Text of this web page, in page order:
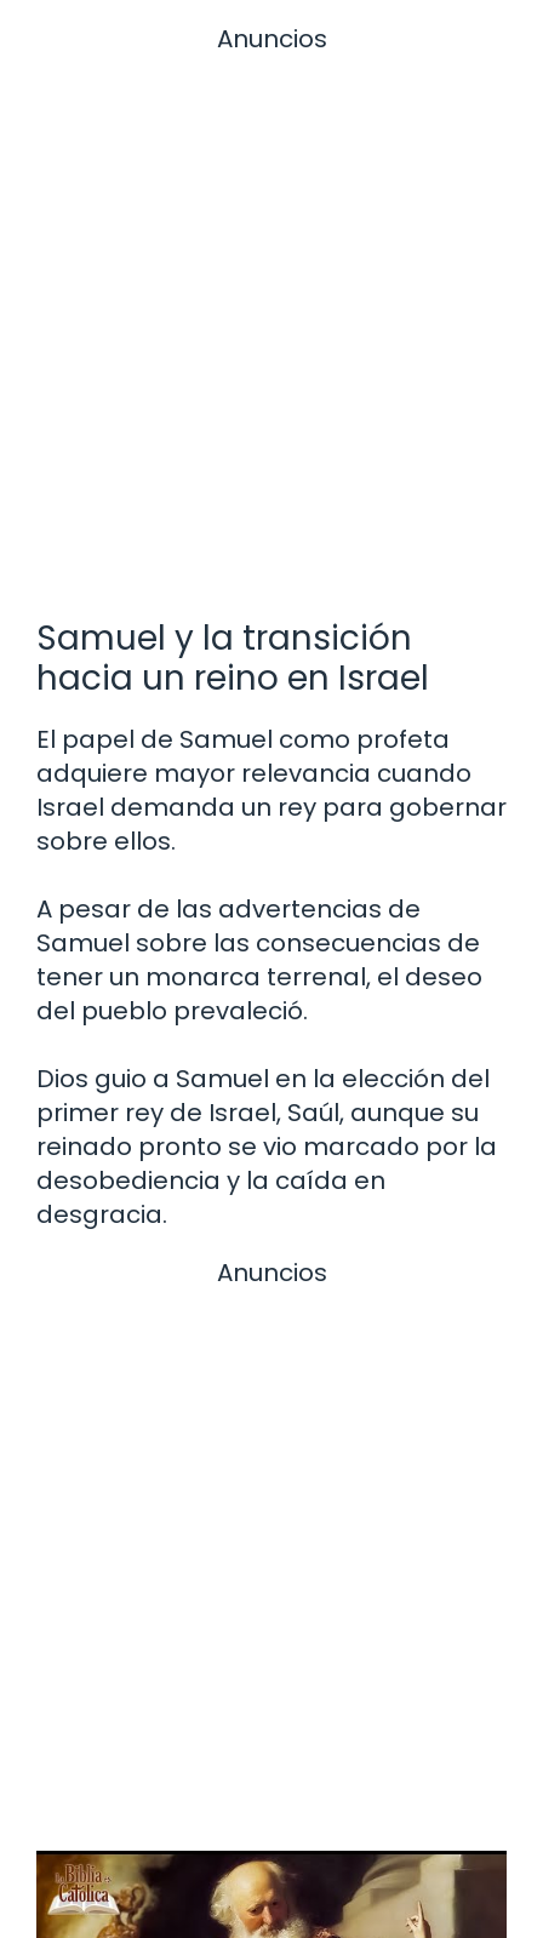
Anuncios
Samuel y la transición
hacia un reino en Israel
El papel de Samuel como profeta
adquiere mayor relevancia cuando
Israel demanda un rey para gobernar
sobre ellos.
A pesar de las advertencias de
Samuel sobre las consecuencias de
tener un monarca terrenal, el deseo
del pueblo prevaleció.
Dios guio a Samuel en la elección del
primer rey de Israel, Saúl, aunque su
reinado pronto se vio marcado por la
desobediencia y la caída en
desgracia.
Anuncios